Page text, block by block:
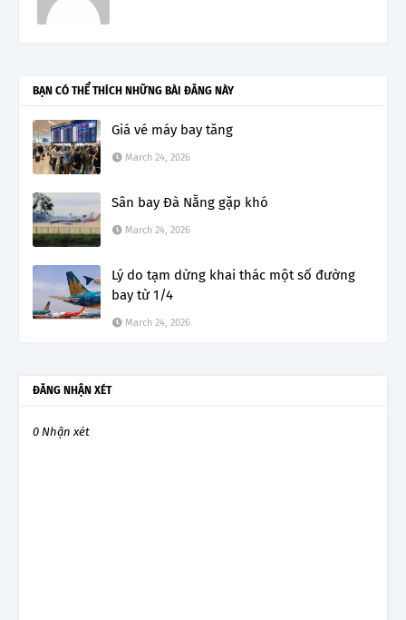
BẠN CÓ THỂ THÍCH NHỮNG BÀI ĐĂNG NÀY
Giá vé máy bay tăng
March 24, 2026
Sân bay Đà Nẵng gặp khó
March 24, 2026
Lý do tạm dừng khai thác một số đường
bay từ 1/4
March 24, 2026
ĐĂNG NHẬN XÉT
0 Nhận xét